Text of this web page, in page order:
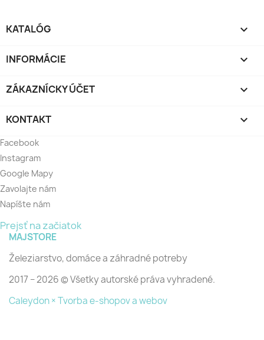
KATALÓG 
INFORMÁCIE 
ZÁKAZNÍCKY ÚČET 
KONTAKT 
Facebook
Instagram
Google Mapy
Zavolajte nám
Napíšte nám
Prejsť na začiatok
MAJSTORE
Železiarstvo, domáce a záhradné potreby
2017 − 2026 © Všetky autorské práva vyhradené.
Caleydon × Tvorba e-shopov a webov